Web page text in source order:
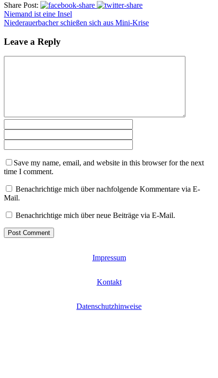
Share Post:
Niemand ist eine Insel
Niederauerbacher schießen sich aus Mini-Krise
Leave a Reply
Save my name, email, and website in this browser for the next
time I comment.
Benachrichtige mich über nachfolgende Kommentare via E-
Mail.
Benachrichtige mich über neue Beiträge via E-Mail.
Impressum
Kontakt
Datenschutzhinweise